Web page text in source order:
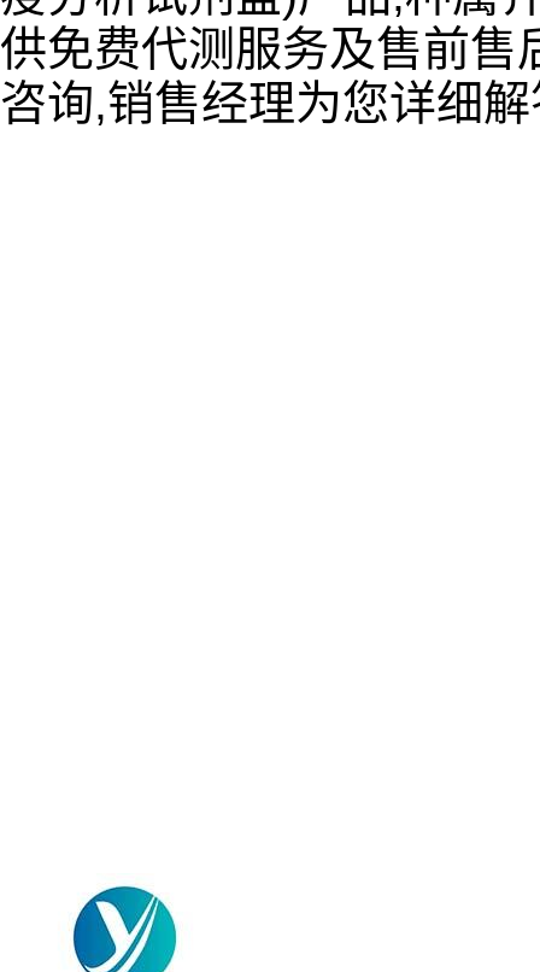
供免费代测服务及售前
咨询,销售经理为您详细